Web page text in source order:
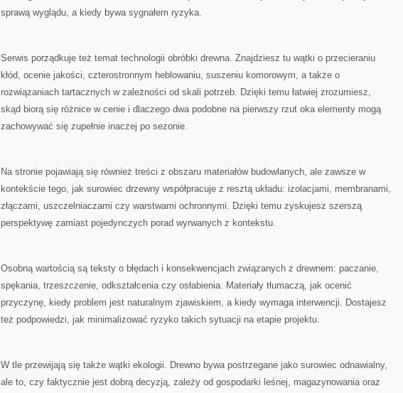
sprawą wyglądu, a kiedy bywa sygnałem ryzyka.
Serwis porządkuje też temat technologii obróbki drewna. Znajdziesz tu wątki o przecieraniu
kłód, ocenie jakości, czterostronnym heblowaniu, suszeniu komorowym, a także o
rozwiązaniach tartacznych w zależności od skali potrzeb. Dzięki temu łatwiej zrozumiesz,
skąd biorą się różnice w cenie i dlaczego dwa podobne na pierwszy rzut oka elementy mogą
zachowywać się zupełnie inaczej po sezonie.
Na stronie pojawiają się również treści z obszaru materiałów budowlanych, ale zawsze w
kontekście tego, jak surowiec drzewny współpracuje z resztą układu: izolacjami, membranami,
złączami, uszczelniaczami czy warstwami ochronnymi. Dzięki temu zyskujesz szerszą
perspektywę zamiast pojedynczych porad wyrwanych z kontekstu.
Osobną wartością są teksty o błędach i konsekwencjach związanych z drewnem: paczanie,
spękania, trzeszczenie, odkształcenia czy osłabienia. Materiały tłumaczą, jak ocenić
przyczynę, kiedy problem jest naturalnym zjawiskiem, a kiedy wymaga interwencji. Dostajesz
też podpowiedzi, jak minimalizować ryzyko takich sytuacji na etapie projektu.
W tle przewijają się także wątki ekologii. Drewno bywa postrzegane jako surowiec odnawialny,
ale to, czy faktycznie jest dobrą decyzją, zależy od gospodarki leśnej, magazynowania oraz